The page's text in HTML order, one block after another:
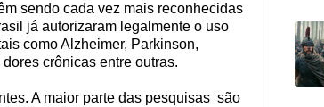
sendo cada vez mais reconhecidas
já autorizaram legalmente o uso
como Alzheimer, Parkinson,
crônicas entre outras.
A maior parte das pesquisas são